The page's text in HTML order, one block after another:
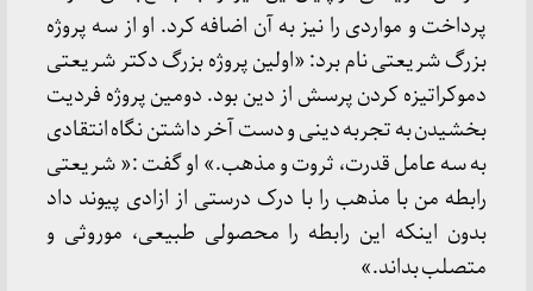
پرداخت و مواردی را نیز به آن اضافه کرد. او از سه پروژه
بزرگ شریعتی نام برد: «اولین پروژه بزرگ دکتر شریعتی
دموکراتیزه کردن پرسش از دین بود. دومین پروژه فردیت
بخشیدن به تجربه دینی و دست آخر داشتن نگاه انتقادی
به سه عامل قدرت، ثروت و مذهب.» او گفت :« شریعتی
رابطه من با مذهب را با درک درستی از ازادی پیوند داد
بدون اینکه این رابطه را محصولی طبیعی، موروثی و
متصلب بداند.»